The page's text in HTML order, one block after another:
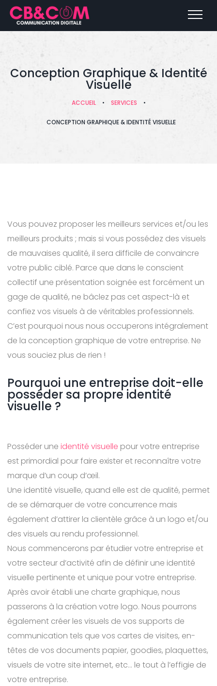
Conception Graphique & Identité
Visuelle
ACCUEIL • SERVICES •
CONCEPTION GRAPHIQUE & IDENTITÉ VISUELLE
Vous pouvez proposer les meilleurs services et/ou les
meilleurs produits ; mais si vous possédez des visuels
de mauvaises qualité, il sera difficile de convaincre
votre public ciblé. Parce que dans le conscient
collectif une présentation soignée est forcément un
gage de qualité, ne bâclez pas cet aspect-là et
confiez vos visuels à de véritables professionnels.
C’est pourquoi nous nous occuperons intégralement
de la conception graphique de votre entreprise. Ne
vous souciez plus de rien !
Pourquoi une entreprise doit-elle
posséder sa propre identité
visuelle ?
Posséder une identité visuelle pour votre entreprise
est primordial pour faire exister et reconnaître votre
marque d’un coup d’œil.
Une identité visuelle, quand elle est de qualité, permet
de se démarquer de votre concurrence mais
également d’attirer la clientèle grâce à un logo et/ou
des visuels au rendu professionnel.
Nous commencerons par étudier votre entreprise et
votre secteur d’activité afin de définir une identité
visuelle pertinente et unique pour votre entreprise.
Après avoir établi une charte graphique, nous
passerons à la création votre logo. Nous pourrons
également créer les visuels de vos supports de
communication tels que vos cartes de visites, en-
têtes de vos documents papier, goodies, plaquettes,
visuels de votre site internet, etc… le tout à l’effigie de
votre entreprise.